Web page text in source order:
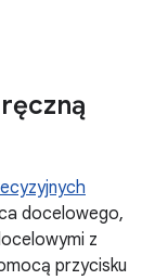
docelowego,
z
przycisku